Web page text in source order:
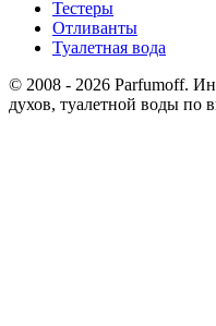
Тестеры
Отливанты
Туалетная вода
© 2008 - 2026 Parfumoff.
духов, туалетной воды по